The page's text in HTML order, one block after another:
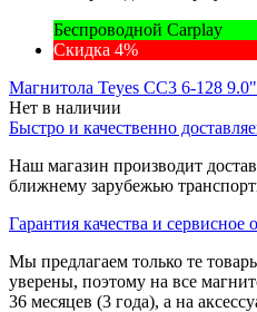
Беспроводной Carplay
Скидка 4%
Магнитола Teyes CC3 6-128 9.0"
Нет в наличии
Быстро и качественно
Наш магазин производит
ближнему зарубежью
Гарантия качества и сервисное
Мы предлагаем только те
уверены, поэтому на все
36 месяцев (3 года), а на